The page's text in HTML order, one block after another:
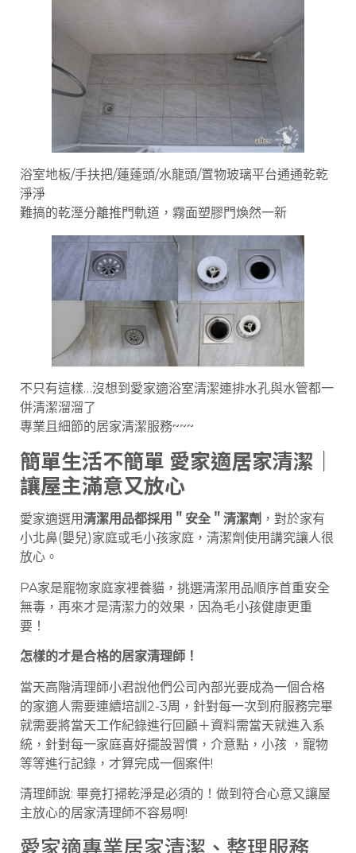
浴室地板/手扶把/蓮蓬頭/水龍頭/置物玻璃平台通通乾乾
淨淨
難搞的乾溼分離推門軌道，霧面塑膠門煥然一新
不只有這樣…沒想到愛家適浴室清潔連排水孔與水管都一
併清潔溜溜了
專業且細節的居家清潔服務~~~
簡單生活不簡單 愛家適居家清潔｜
讓屋主滿意又放心
愛家適選用清潔用品都採用＂安全＂清潔劑 ，對於家有
小北鼻(嬰兒)家庭或毛小孩家庭，清潔劑使用講究讓人很
放心。
PA家是寵物家庭家裡養貓，挑選清潔用品順序首重安全
無毒，再來才是清潔力的效果，因為毛小孩健康更重
要！
怎樣的才是合格的居家清理師！
當天高階清理師小君說他們公司內部光要成為一個合格
的家適人需要連續培訓2-3周，針對每一次到府服務完畢
就需要將當天工作紀錄進行回顧＋資料需當天就進入系
統，針對每一家庭喜好擺設習慣，介意點，小孩 ，寵物
等等進行記錄，才算完成一個案件!
清理師說: 畢竟打掃乾淨是必須的！做到符合心意又讓屋
主放心的居家清理師不容易啊!
愛家適專業居家清潔、整理服務